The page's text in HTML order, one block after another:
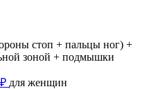
стоп + пальцы ног) +
зоной + подмышки
для женщин